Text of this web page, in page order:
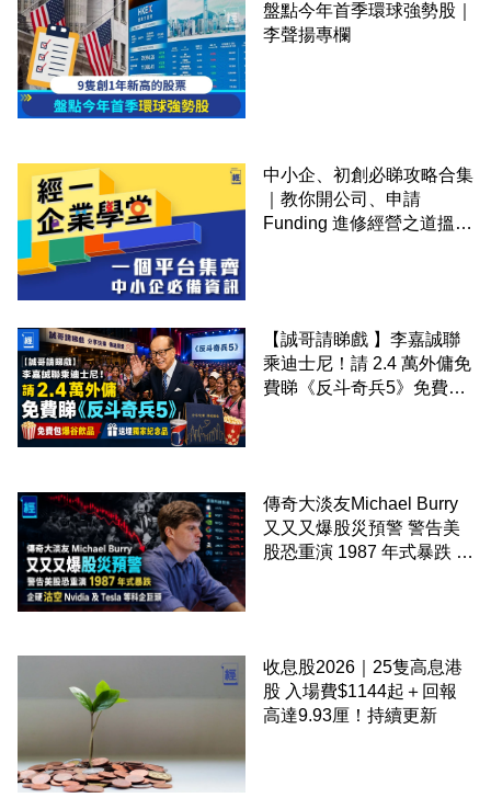
盤點今年首季環球強勢股｜
李聲揚專欄
中小企、初創必睇攻略合集
｜教你開公司、申請
Funding 進修經營之道搵大
【誠哥請睇戲 】李嘉誠聯
乘迪士尼！請 2.4 萬外傭免
費睇《反斗奇兵5》免費包
傳奇大淡友Michael Burry
又又又爆股災預警 警告美
股恐重演 1987 年式暴跌 企
收息股2026｜25隻高息港
股 入場費$1144起＋回報
高達9.93厘！持續更新